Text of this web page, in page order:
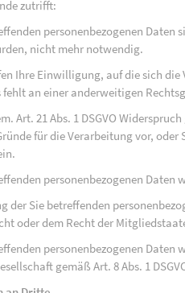
zutrifft:
personenbezogenen Daten
nicht mehr notwendig.
Ihre Einwilligung, auf die sich die
fehlt an einer anderweitigen
Art. 21 Abs. 1 DSGVO
für die Verarbeitung vor, oder
personenbezogenen
der Sie betreffenden
oder dem Recht der
personenbezogenen Daten
gemäß Art. 8 Abs. 1